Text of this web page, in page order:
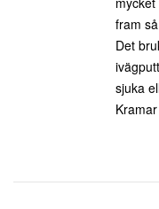
fram
Det
sjuka
Kramar